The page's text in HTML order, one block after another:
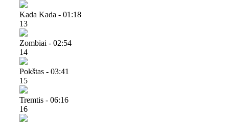
Kada Kada - 01:18
13
Zombiai - 02:54
14
Pokštas - 03:41
15
Tremtis - 06:16
16